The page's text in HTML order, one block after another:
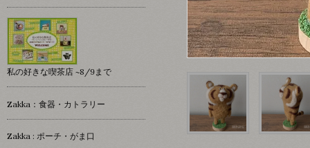
私の好きな喫茶店 ~8/9まで
Zakka：食器・カトラリー
Zakka : ポーチ・がま口